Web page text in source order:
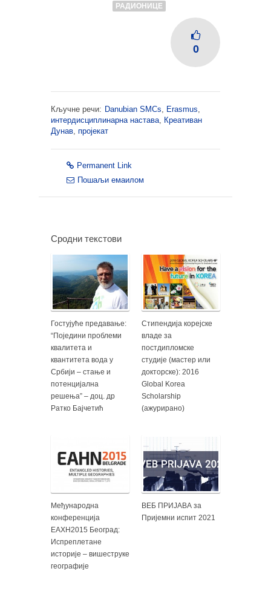
РАДИОНИЦЕ
0
Кључне речи: Danubian SMCs, Erasmus,
интердисциплинарна настава, Креативан
Дунав, пројекат
Permanent Link
Пошаљи емаилом
Сродни текстови
Гостујуће предавање:
“Поједини проблеми
квалитета и
квантитета вода у
Србији – стање и
потенцијална
решења” – доц. др
Ратко Бајчетић
Стипендија корејске
владе за
постдипломске
студије (мастер или
докторске): 2016
Global Korea
Scholarship
(ажурирано)
Међународна
конференција
ЕАХН2015 Београд:
Испреплетане
историје – вишеструке
географије
ВЕБ ПРИЈАВА за
Пријемни испит 2021